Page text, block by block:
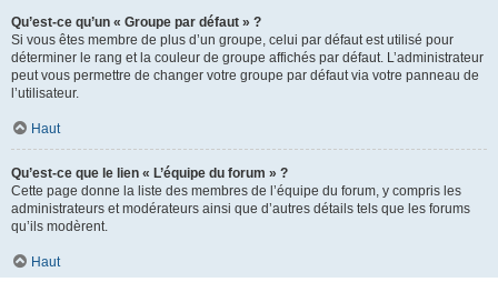
Qu’est-ce qu’un « Groupe par défaut » ?
Si vous êtes membre de plus d’un groupe, celui par défaut est utilisé pour
déterminer le rang et la couleur de groupe affichés par défaut. L’administrateur
peut vous permettre de changer votre groupe par défaut via votre panneau de
l’utilisateur.
Haut
Qu’est-ce que le lien « L’équipe du forum » ?
Cette page donne la liste des membres de l’équipe du forum, y compris les
administrateurs et modérateurs ainsi que d’autres détails tels que les forums
qu’ils modèrent.
Haut